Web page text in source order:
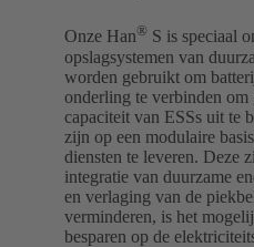
Onze Han® S is speciaal
opslagsystemen van
worden gebruikt om
onderling te verbinden
capaciteit van ESSs uit te
zijn op een modulaire
diensten te leveren. Deze
integratie van duurzame
en verlaging van de
verminderen, is het
besparen op de